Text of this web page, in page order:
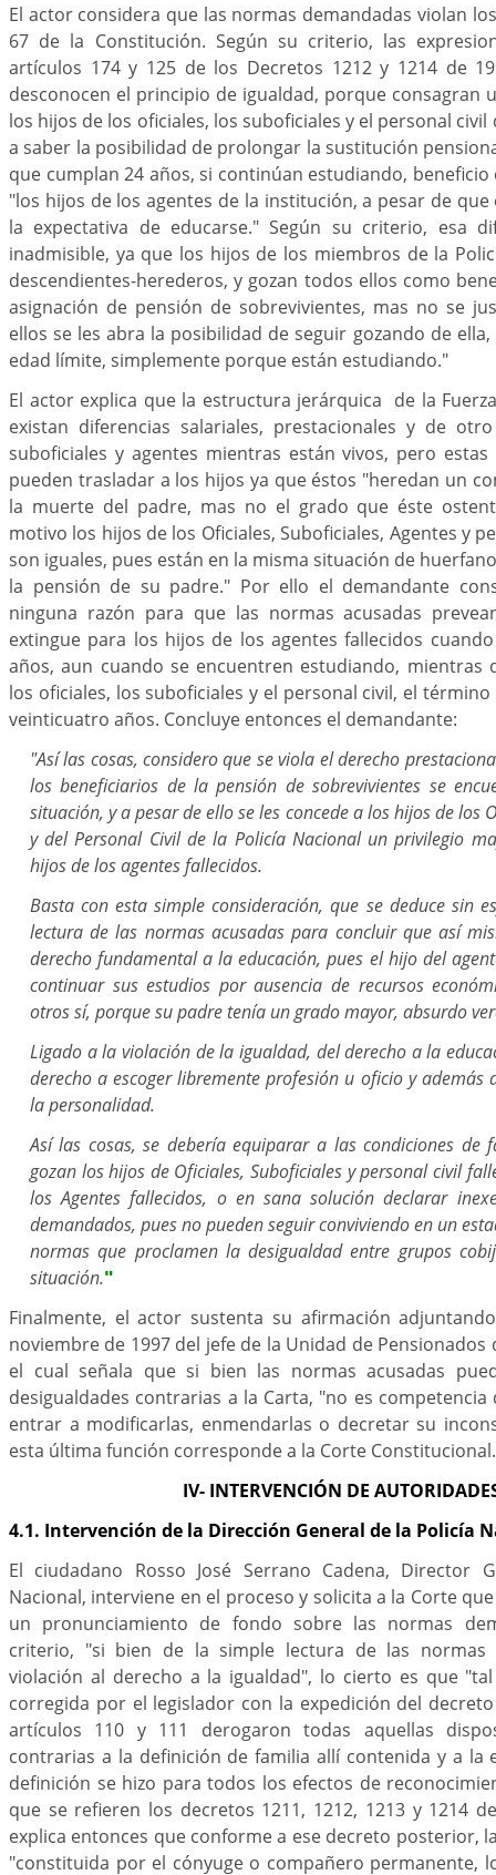
El actor considera que las normas demandadas violan
67 de la Constitución. Según su criterio, las
artículos 174 y 125 de los Decretos 1212 y 1214 de
desconocen el principio de igualdad, porque consagran
los hijos de los oficiales, los suboficiales y el personal civil
a saber la posibilidad de prolongar la sustitución
que cumplan 24 años, si continúan estudiando,
"los hijos de los agentes de la institución, a pesar de
la expectativa de educarse." Según su criterio, esa
inadmisible, ya que los hijos de los miembros de la
descendientes-herederos, y gozan todos ellos como
asignación de pensión de sobrevivientes, mas no se
ellos se les abra la posibilidad de seguir gozando de
edad límite, simplemente porque están estudiando."
El actor explica que la estructura jerárquica de la
existan diferencias salariales, prestacionales y de
suboficiales y agentes mientras están vivos, pero
pueden trasladar a los hijos ya que éstos "heredan un
la muerte del padre, mas no el grado que éste
motivo los hijos de los Oficiales, Suboficiales, Agentes y
son iguales, pues están en la misma situación de
la pensión de su padre." Por ello el demandante
ninguna razón para que las normas acusadas
extingue para los hijos de los agentes fallecidos
años, aun cuando se encuentren estudiando, mientras
los oficiales, los suboficiales y el personal civil, el
veinticuatro años. Concluye entonces el demandante:
"Así las cosas, considero que se viola el derecho
los beneficiarios de la pensión de sobrevivientes se
situación, y a pesar de ello se les concede a los hijos de los
y del Personal Civil de la Policía Nacional un privilegio
hijos de los agentes fallecidos.
Basta con esta simple consideración, que se deduce sin
lectura de las normas acusadas para concluir que así
derecho fundamental a la educación, pues el hijo del
continuar sus estudios por ausencia de recursos
otros sí, porque su padre tenía un grado mayor, absurdo
Ligado a la violación de la igualdad, del derecho a la
derecho a escoger libremente profesión u oficio y además
la personalidad.
Así las cosas, se debería equiparar a las condiciones de
gozan los hijos de Oficiales, Suboficiales y personal civil
los Agentes fallecidos, o en sana solución declarar
demandados, pues no pueden seguir conviviendo en un
normas que proclamen la desigualdad entre grupos
situación."
Finalmente, el actor sustenta su afirmación
noviembre de 1997 del jefe de la Unidad de Pensionados
el cual señala que si bien las normas acusadas
desigualdades contrarias a la Carta, "no es competencia
entrar a modificarlas, enmendarlas o decretar su
esta última función corresponde a la Corte Constitucional.
IV- INTERVENCIÓN DE
4.1. Intervención de la Dirección General de la Policía
El ciudadano Rosso José Serrano Cadena, Director
Nacional, interviene en el proceso y solicita a la Corte
un pronunciamiento de fondo sobre las normas
criterio, "si bien de la simple lectura de las normas
violación al derecho a la igualdad", lo cierto es que
corregida por el legislador con la expedición del
artículos 110 y 111 derogaron todas aquellas
contrarias a la definición de familia allí contenida y a la
definición se hizo para todos los efectos de
que se refieren los decretos 1211, 1212, 1213 y 1214
explica entonces que conforme a ese decreto posterior,
"constituida por el cónyuge o compañero permanente,